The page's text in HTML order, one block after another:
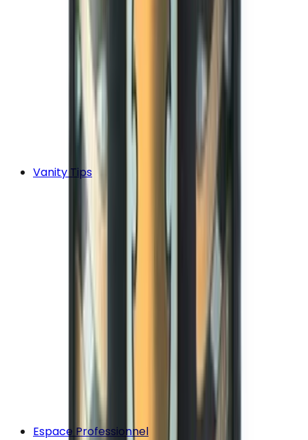
Vanity Tips
Espace Professionnel